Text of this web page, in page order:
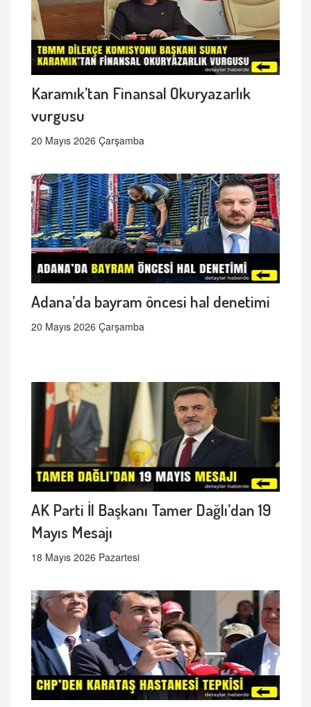
Karamık’tan Finansal Okuryazarlık
vurgusu
20 Mayıs 2026 Çarşamba
Adana’da bayram öncesi hal denetimi
20 Mayıs 2026 Çarşamba
AK Parti İl Başkanı Tamer Dağlı’dan 19
Mayıs Mesajı
18 Mayıs 2026 Pazartesi